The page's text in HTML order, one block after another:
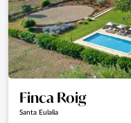
Finca Roig
Santa Eulalia